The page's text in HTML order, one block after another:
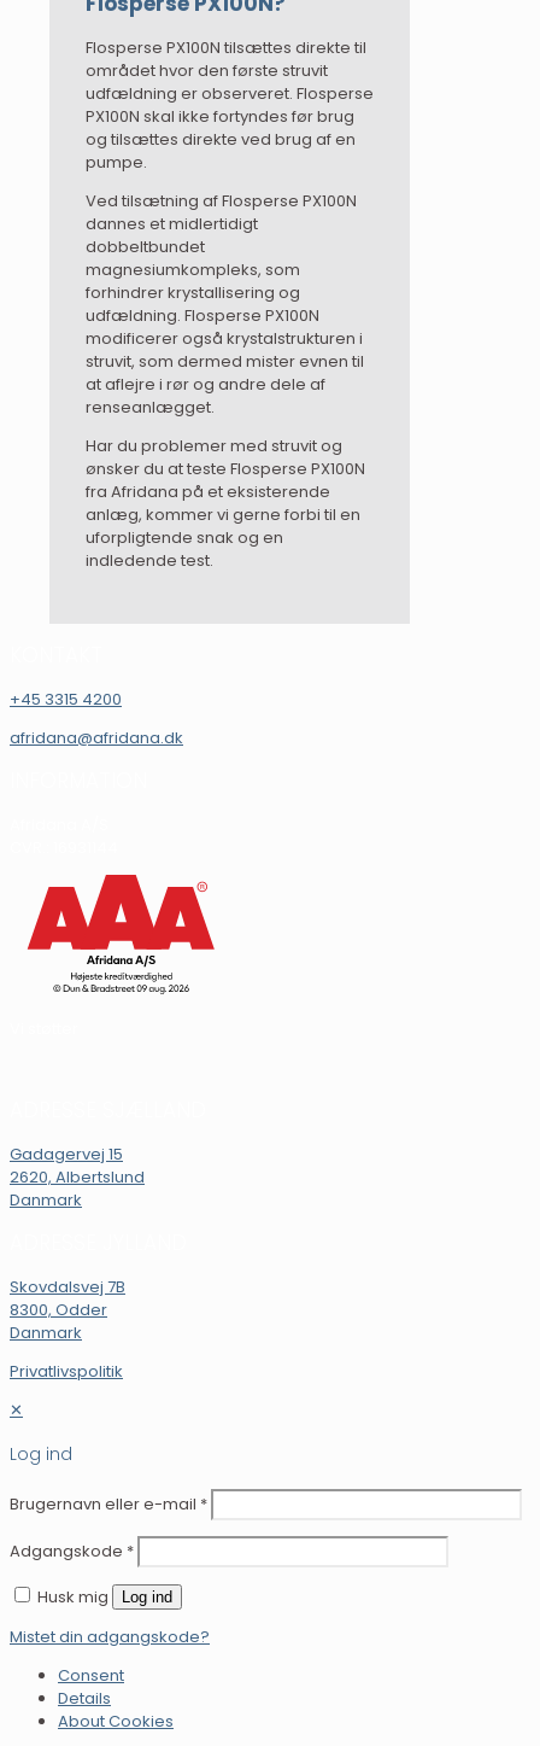
Flosperse PX100N tilsættes direkte til
området hvor den første struvit
udfældning er observeret. Flosperse
PX100N skal ikke fortyndes før brug
og tilsættes direkte ved brug af en
pumpe.
Ved tilsætning af Flosperse PX100N
dannes et midlertidigt
dobbeltbundet
magnesiumkompleks, som
forhindrer krystallisering og
udfældning. Flosperse PX100N
modificerer også krystalstrukturen i
struvit, som dermed mister evnen til
at aflejre i rør og andre dele af
renseanlægget.
Har du problemer med struvit og
ønsker du at teste Flosperse PX100N
fra Afridana på et eksisterende
anlæg, kommer vi gerne forbi til en
uforpligtende snak og en
indledende test.
+45 3315 4200
afridana@afridana.dk
Gadagervej 15
2620, Albertslund
Danmark
Skovdalsvej 7B
8300, Odder
Danmark
Privatlivspolitik
✕
Log ind
Brugernavn eller e-mail *
Adgangskode *
Husk mig
Log ind
Mistet din adgangskode?
Consent
Details
About Cookies